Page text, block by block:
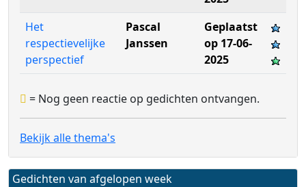
Het
respectievelijke
perspectief
Pascal
Janssen
Geplaatst
op 17-06-
2025
= Nog geen reactie op gedichten ontvangen.
Bekijk alle thema's
Gedichten van afgelopen week